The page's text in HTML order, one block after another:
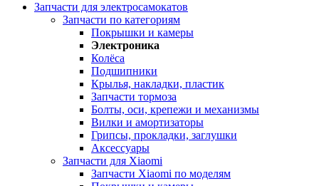
Запчасти для электросамокатов
Запчасти по категориям
Покрышки и камеры
Электроника
Колёса
Подшипники
Крылья, накладки, пластик
Запчасти тормоза
Болты, оси, крепежи и механизмы
Вилки и амортизаторы
Грипсы, прокладки, заглушки
Аксессуары
Запчасти для Xiaomi
Запчасти Xiaomi по моделям